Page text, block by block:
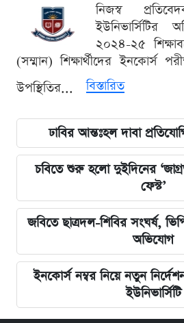
নিজস্ব
ইউনিভার্সিটির
২০২৪-২৫
(সম্মান) শিক্ষার্থীদের ইনকোর্স
উপস্থিতির...
বিস্তারিত
ঢাবির আন্তঃহল দাবা
চবিতে শুরু হলো দুইদিনের
ফেস্ট’
জবিতে ছাত্রদল-শিবির সংঘর্ষ,
অভিযোগ
ইনকোর্স নম্বর নিয়ে নতুন
ইউনিভার্সিটি